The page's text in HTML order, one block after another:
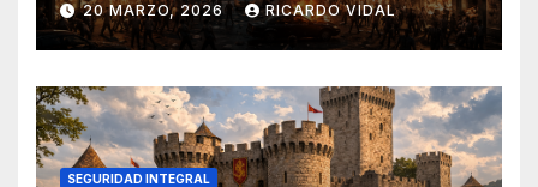
20 MARZO, 2026 RICARDO VIDAL
SEGURIDAD INTEGRAL